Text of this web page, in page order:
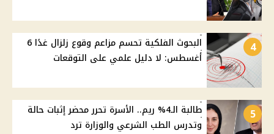
4
البحوث الفلكية تحسم مزاعم وقوع زلزال غدًا 6
أغسطس: لا دليل علمي على التوقعات
5
طالبة الـ4% ريم.. الأسرة تحرر محضر إثبات حالة
وتدرس الطب الشرعي والوزارة ترد